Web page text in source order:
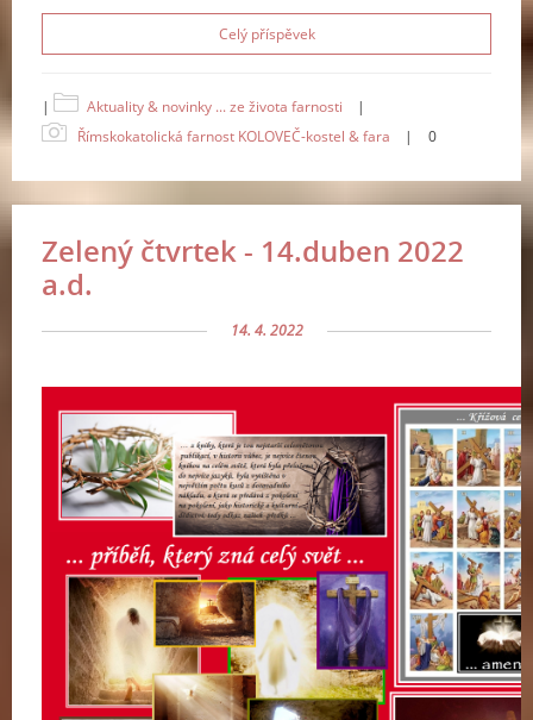
Celý příspěvek
| Aktuality & novinky ... ze života farnosti
|
Římskokatolická farnost KOLOVEČ-kostel & fara
| 0
Zelený čtvrtek - 14.duben 2022
a.d.
14. 4. 2022